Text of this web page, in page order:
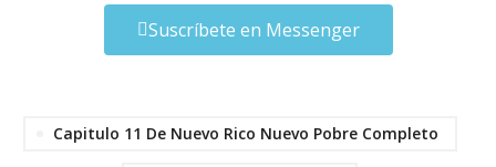
Suscríbete en Messenger
Capitulo 11 De Nuevo Rico Nuevo Pobre Completo